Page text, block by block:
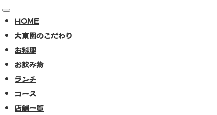
toggle
navigation
HOME
大東園のこだわり
お料理
お飲み物
ランチ
コース
店舗一覧